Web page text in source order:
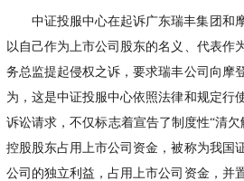
中证投服中心在起诉广东瑞丰集团和
以自己作为上市公司股东的名义、代表作
务总监提起侵权之诉，要求瑞丰公司向摩
为，这是中证投服中心依照法律和规定行
诉讼请求，不仅标志着宣告了制度性“清
控股股东占用上市公司资金，被称为我国
公司的独立利益，占用上市公司资金，并